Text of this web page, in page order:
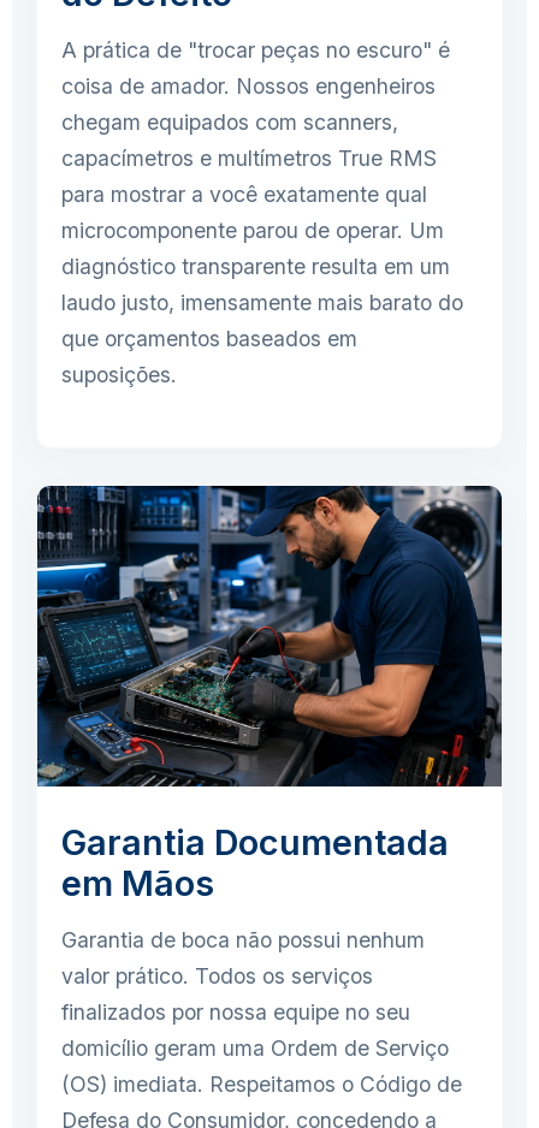
A prática de "trocar peças no escuro" é
coisa de amador. Nossos engenheiros
chegam equipados com scanners,
capacímetros e multímetros True RMS
para mostrar a você exatamente qual
microcomponente parou de operar. Um
diagnóstico transparente resulta em um
laudo justo, imensamente mais barato do
que orçamentos baseados em
suposições.
Garantia Documentada
em Mãos
Garantia de boca não possui nenhum
valor prático. Todos os serviços
finalizados por nossa equipe no seu
domicílio geram uma Ordem de Serviço
(OS) imediata. Respeitamos o Código de
Defesa do Consumidor, concedendo a